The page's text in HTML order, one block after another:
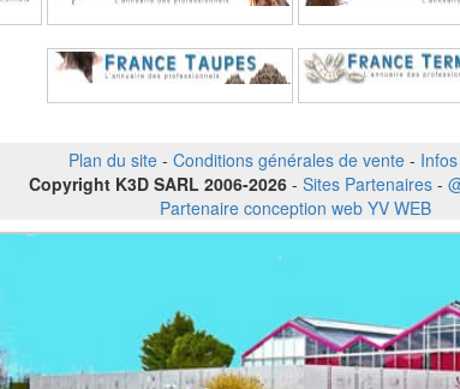
Plan du site - Conditions générales de vente -
Copyright K3D SARL 2006-2026 - Sites Partenaires-
Partenaire conception web YV WEB